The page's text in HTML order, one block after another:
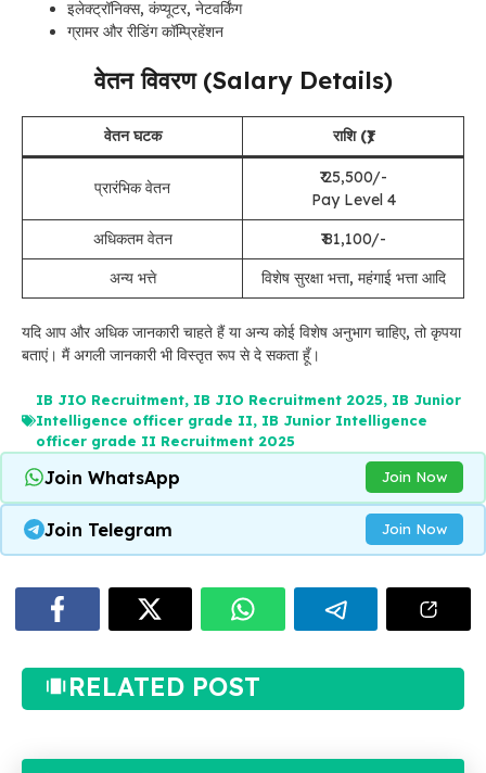
इलेक्ट्रॉनिक्स, कंप्यूटर, नेटवर्किंग
ग्रामर और रीडिंग कॉम्प्रिहेंशन
वेतन विवरण (Salary Details)
वेतन घटक राशि (₹)
प्रारंभिक वेतन
₹ 25,500/-
Pay Level 4
अधिकतम वेतन
₹ 81,100/-
अन्य भत्ते
विशेष सुरक्षा भत्ता, महंगाई भत्ता आदि
यदि आप और अधिक जानकारी चाहते हैं या अन्य कोई विशेष अनुभाग चाहिए, तो कृपया
बताएं। मैं अगली जानकारी भी विस्तृत रूप से दे सकता हूँ।
IB JIO Recruitment, IB JIO Recruitment 2025, IB Junior
Intelligence officer grade II, IB Junior Intelligence
officer grade II Recruitment 2025
Join WhatsApp Join Now
Join Telegram Join Now
RELATED POST